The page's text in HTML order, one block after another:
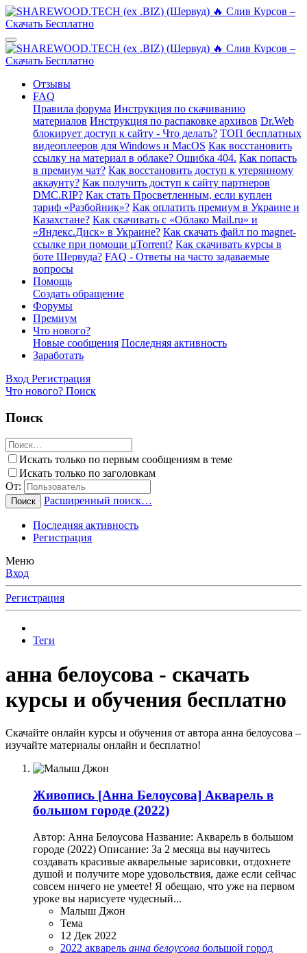
Отзывы
FAQ
Правила форума Инструкция по скачиванию
материалов Инструкция по распаковке архивов Dr.Web
блокирует доступ к сайту - Что делать? ТОП бесплатных
видеоплееров для Windows и MacOS Как восстановить
ссылку на материал в облаке? Ошибка 404. Как попасть
в премиум чат? Как восстановить доступ к утерянному
аккаунту? Как получить доступ к сайту партнеров
DMC.RIP? Как стать Просветленным, если куплен
тариф «Разбойник»? Как оплатить премиум в Украине и
Казахстане? Как скачивать с «Облако Mail.ru» и
«Яндекс.Диск» в Украине? Как скачать файл по magnet-
ссылке при помощи µTorrent? Как скачивать курсы в
боте Шервуда? FAQ - Ответы на часто задаваемые
вопросы
Помощь
Создать обращение
Форумы
Премиум
Что нового?
Новые сообщения Последняя активность
Заработать
Вход Регистрация
Что нового? Поиск
Поиск
Искать только по первым сообщениям в теме
Искать только по заголовкам
От:
Поиск Расширенный поиск…
Последняя активность
Регистрация
Меню
Вход
Регистрация
Теги
анна белоусова - скачать
курсы и обучения бесплатно
Скачайте онлайн курсы и обучения от автора анна белоусова –
изучайте материалы онлайн и бесплатно!
Живопись [Анна Белоусова] Акварель в
большом городе (2022)
Автор: Анна Белоусова Название: Акварель в большом
городе (2022) Описание: За 2 месяца вы научитесь
создавать красивые акварельные зарисовки, отдохнете
душой и получите море удовольствия, даже если сейчас
совсем ничего не умеете! Я обещаю, что уже на первом
уроке вы нарисуете чудесный...
Малыш Джон
Тема
12 Дек 2022
2022 акварель анна белоусова большой город